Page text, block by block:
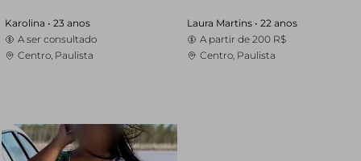
Karolina • 23 anos
A ser consultado
Centro, Paulista
Laura Martins • 22 anos
A partir de 200 R$
Centro, Paulista